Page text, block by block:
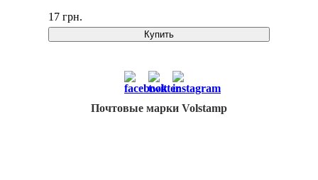
17 грн.
Купить
Почтовые марки Volstamp